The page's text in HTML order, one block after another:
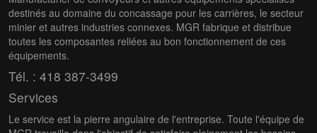
destinés au domaine du concassage pour les carrières, le secteur
minier et autres industries connexes. MGR fabrique et distribue
toutes les composantes reliées au bon fonctionnement de ces
équipements.
Tél. : 418 387-3499
Services
Le service est la pierre angulaire de l'entreprise. Toute l'équipe de